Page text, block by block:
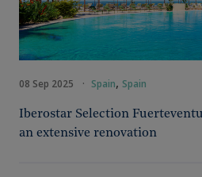
Iberostar Selection
an extensive renovation
08 Sep 2025 · Spain, Spain